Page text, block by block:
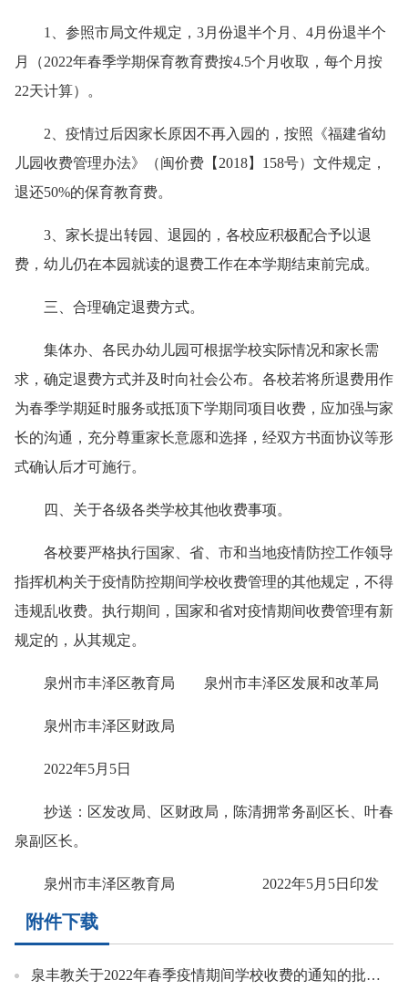
1、参照市局文件规定，3月份退半个月、4月份退半个
月（2022年春季学期保育教育费按4.5个月收取，每个月按
22天计算）。
2、疫情过后因家长原因不再入园的，按照《福建省幼
儿园收费管理办法》（闽价费【2018】158号）文件规定，
退还50%的保育教育费。
3、家长提出转园、退园的，各校应积极配合予以退
费，幼儿仍在本园就读的退费工作在本学期结束前完成。
三、合理确定退费方式。
集体办、各民办幼儿园可根据学校实际情况和家长需
求，确定退费方式并及时向社会公布。各校若将所退费用作
为春季学期延时服务或抵顶下学期同项目收费，应加强与家
长的沟通，充分尊重家长意愿和选择，经双方书面协议等形
式确认后才可施行。
四、关于各级各类学校其他收费事项。
各校要严格执行国家、省、市和当地疫情防控工作领导
指挥机构关于疫情防控期间学校收费管理的其他规定，不得
违规乱收费。执行期间，国家和省对疫情期间收费管理有新
规定的，从其规定。
泉州市丰泽区教育局 泉州市丰泽区发展和改革局
泉州市丰泽区财政局
2022年5月5日
抄送：区发改局、区财政局，陈清拥常务副区长、叶春
泉副区长。
泉州市丰泽区教育局 2022年5月5日印发
附件下载
泉丰教关于2022年春季疫情期间学校收费的通知的批复.pdf